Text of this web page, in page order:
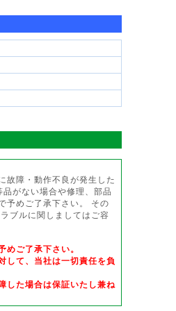
故障・動作不良が発生した
がない場合や修理、部品
予めご了承下さい。 その
ブルに関しましてはご容
ご了承下さい。
して、当社は一切責任を負
した場合は保証いたし兼ね